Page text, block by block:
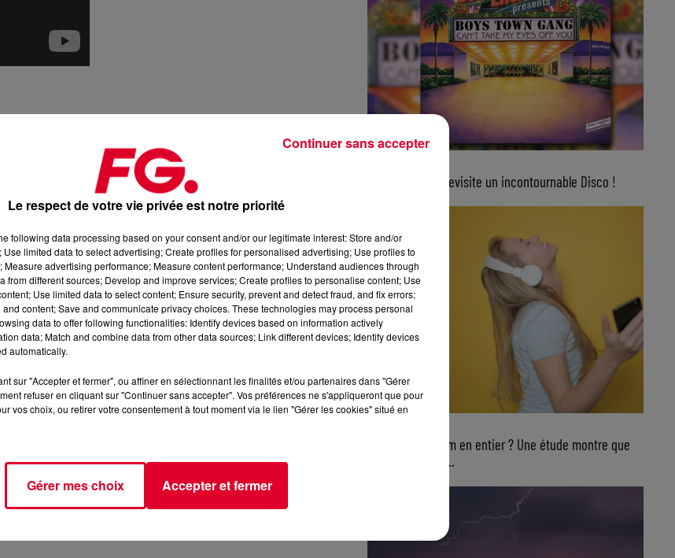
Bon Entendeur revisite un incontournable Disco !
Ecouter un album en entier ? Une étude montre que
ce n’est plus du...
Le respect de votre vie privée est notre priorité
following data processing based on your consent and/or our legitimate interest: Store and/or
limited data to select advertising; Create profiles for personalised advertising; Use profiles to
advertising performance; Measure content performance; Understand audiences through
from different sources; Develop and improve services; Create profiles to personalise content; Use
Use limited data to select content; Ensure security, prevent and detect fraud, and fix errors;
content; Save and communicate privacy choices. These technologies may process personal
data to offer following functionalities: Identify devices based on information actively
data; Match and combine data from other data sources; Link different devices; Identify devices
automatically.
sur "Accepter et fermer", ou affiner en sélectionnant les finalités et/ou partenaires dans "Gérer
refuser en cliquant sur "Continuer sans accepter". Vos préférences ne s'appliqueront que pour
vos choix, ou retirer votre consentement à tout moment via le lien "Gérer les cookies" situé en
Gérer mes choix Accepter et fermer
Continuer sans accepter